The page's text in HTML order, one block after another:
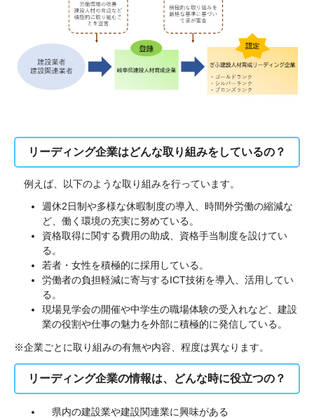
リーディング企業はどんな取り組みをしているの？
例えば、以下のような取り組みを行っています。
週休2日制や多様な休暇制度の導入、時間外労働の縮減な
ど、働く環境の充実に努めている。
資格取得に関する費用の助成、資格手当制度を設けてい
る。
若者・女性を積極的に採用している。
労働者の負担軽減に寄与するICT技術を導入、活用してい
る。
現場見学会の開催や中学生の職場体験の受入れなど、建設
業の役割や仕事の魅力を外部に積極的に発信している。
※企業ごとに取り組みの有無や内容、程度は異なります。
リーディング企業の情報は、どんな時に役立つの？
県内の建設業や建設関連業に興味がある